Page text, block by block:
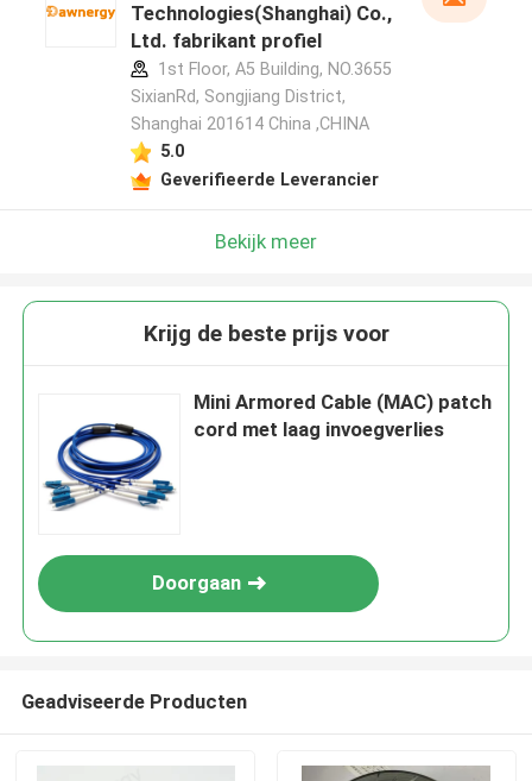
Technologies(Shanghai) Co.,
Ltd. fabrikant profiel
1st Floor, A5 Building, NO.3655
SixianRd, Songjiang District,
Shanghai 201614 China ,CHINA
5.0
Geverifieerde Leverancier
Bekijk meer
Krijg de beste prijs voor
Mini Armored Cable (MAC) patch
cord met laag invoegverlies
Doorgaan
Geadviseerde Producten